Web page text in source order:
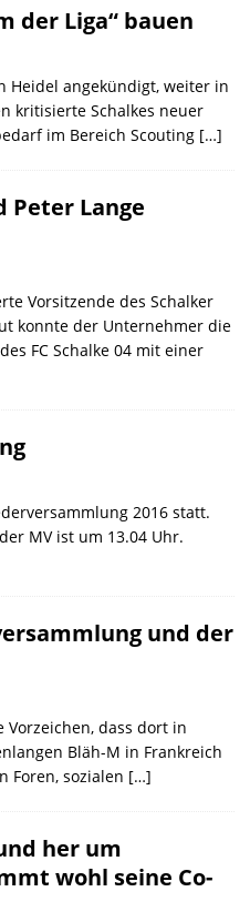
der Liga“ bauen
Heidel angekündigt, weiter in
kritisierte Schalkes neuer
im Bereich Scouting […]
Peter Lange
Vorsitzende des Schalker
konnte der Unternehmer die
FC Schalke 04 mit einer
2016 statt.
MV ist um 13.04 Uhr.
und der
Vorzeichen, dass dort in
Bläh-M in Frankreich
Foren, sozialen […]
her um
wohl seine Co-